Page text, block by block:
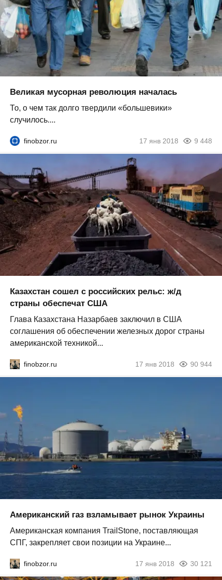
Великая мусорная революция началась
То, о чем так долго твердили «большевики»
случилось....
finobzor.ru 17 янв 2018 9 448
Казахстан сошел с российских рельс: ж/д
страны обеспечат США
Глава Казахстана Назарбаев заключил в США
соглашения об обеспечении железных дорог страны
американской техникой...
finobzor.ru 17 янв 2018 90 944
Американский газ взламывает рынок Украины
Американская компания TrailStone, поставляющая
СПГ, закрепляет свои позиции на Украине...
finobzor.ru 17 янв 2018 30 121